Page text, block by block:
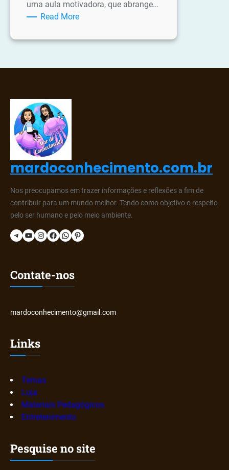
uma aula motivadora, que abrange…
Read More:
de
mardoconhecimento.com.br
Nos preocupamos em trazer informações e reflexões a fim de
contribuir para um mundo melhor. Tendo como objetivo o respeito
pelo ser humano e pelo meio ambiente.
Telegram YouTube Instagram Facebook WhatsApp Pinterest
Contate-nos
mardoconhecimento@gmail.com
Links
Temas
Loja
Materiais Pedagógicos
Entretenimento
Pesquise no site